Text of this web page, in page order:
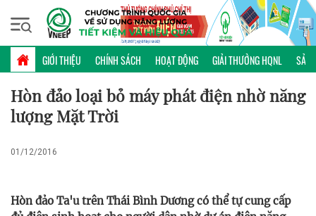
GIỚI THIỆU CHÍNH SÁCH HOẠT ĐỘNG GIẢI THƯỞNG HQNL SẢN
Thứ sáu, 07/08/2026 | 06:38 GMT+7
KINH NGHIỆM
Hòn đảo loại bỏ máy phát điện nhờ năng
lượng Mặt Trời
01/12/2016
Hòn đảo Ta'u trên Thái Bình Dương có thể tự cung cấp